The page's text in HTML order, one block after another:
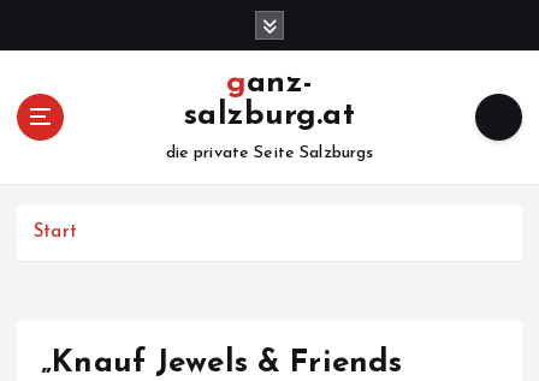
ganz-
salzburg.at
die private Seite Salzburgs
Start
„Knauf Jewels & Friends